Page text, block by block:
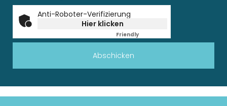
Anti-Roboter-Verifizierung
Hier klicken
Friendly
Abschicken